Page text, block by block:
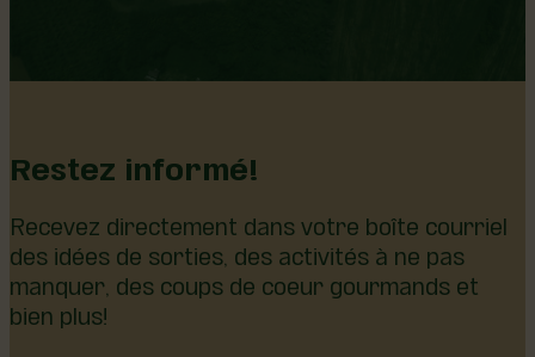
Restez informé!
Recevez directement dans votre boîte courriel
des idées de sorties, des activités à ne pas
manquer, des coups de coeur gourmands et
bien plus!